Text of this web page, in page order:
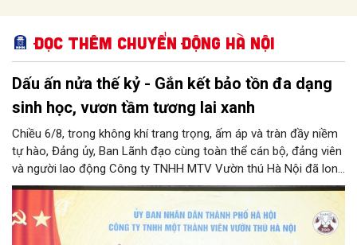
Đọc thêm Chuyển động Hà Nội
Dấu ấn nửa thế kỷ - Gắn kết bảo tồn đa dạng
sinh học, vươn tầm tương lai xanh
Chiều 6/8, trong không khí trang trọng, ấm áp và tràn đầy niềm
tự hào, Đảng ủy, Ban Lãnh đạo cùng toàn thể cán bộ, đảng viên
và người lao động Công ty TNHH MTV Vườn thú Hà Nội đã long
trọng tổ chức Lễ kỷ niệm 50 năm ngày thành lập Công ty
(06/8/1976 – 06/8/2026). Sự kiện đánh dấu cột mốc vàng son
nửa thế kỷ xây dựng, trưởng thành và cống hiến không ngừng
nghỉ của đơn vị công ích trọng điểm, gắn liền với ký ức của biết